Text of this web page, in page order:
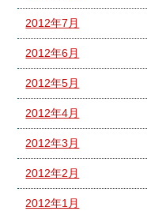
2012年7月
2012年6月
2012年5月
2012年4月
2012年3月
2012年2月
2012年1月